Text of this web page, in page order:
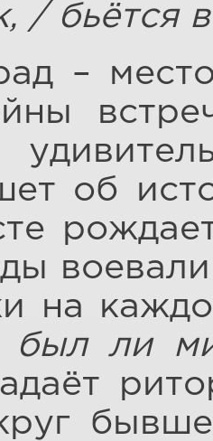
/ бьётся
–
об
на
был ли